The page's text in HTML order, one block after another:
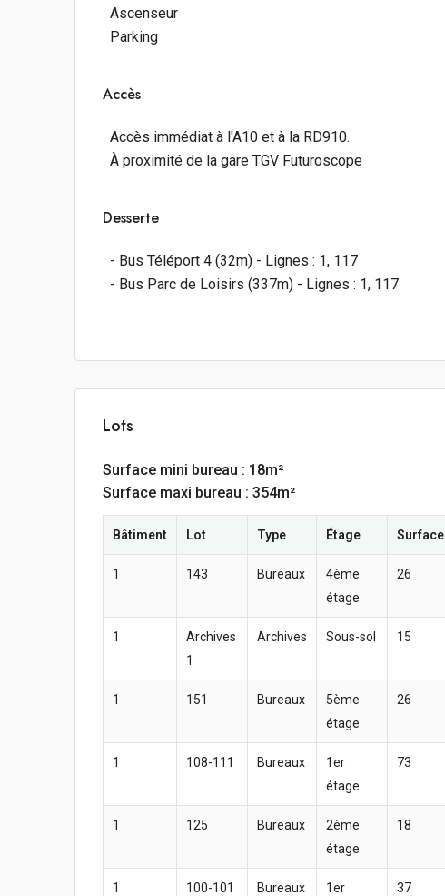
Ascenseur
Parking
Accès
Accès immédiat à l'A10 et à la RD910.
À proximité de la gare TGV Futuroscope
Desserte
- Bus Téléport 4 (32m) - Lignes : 1, 117
- Bus Parc de Loisirs (337m) - Lignes : 1, 117
Lots
Surface mini bureau : 18m²
Surface maxi bureau : 354m²
Bâtiment Lot Type Étage Surface
1 143 Bureaux
4ème
étage
26
1
Archives
1
Archives Sous-sol 15
1 151 Bureaux
5ème
étage
26
1 108-111 Bureaux
1er
étage
73
1 125 Bureaux
2ème
étage
18
1 100-101 Bureaux
1er
37